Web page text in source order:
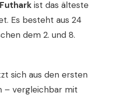
ist das älteste
Es besteht aus 24
dem 2. und 8.
sich aus den ersten
– vergleichbar mit